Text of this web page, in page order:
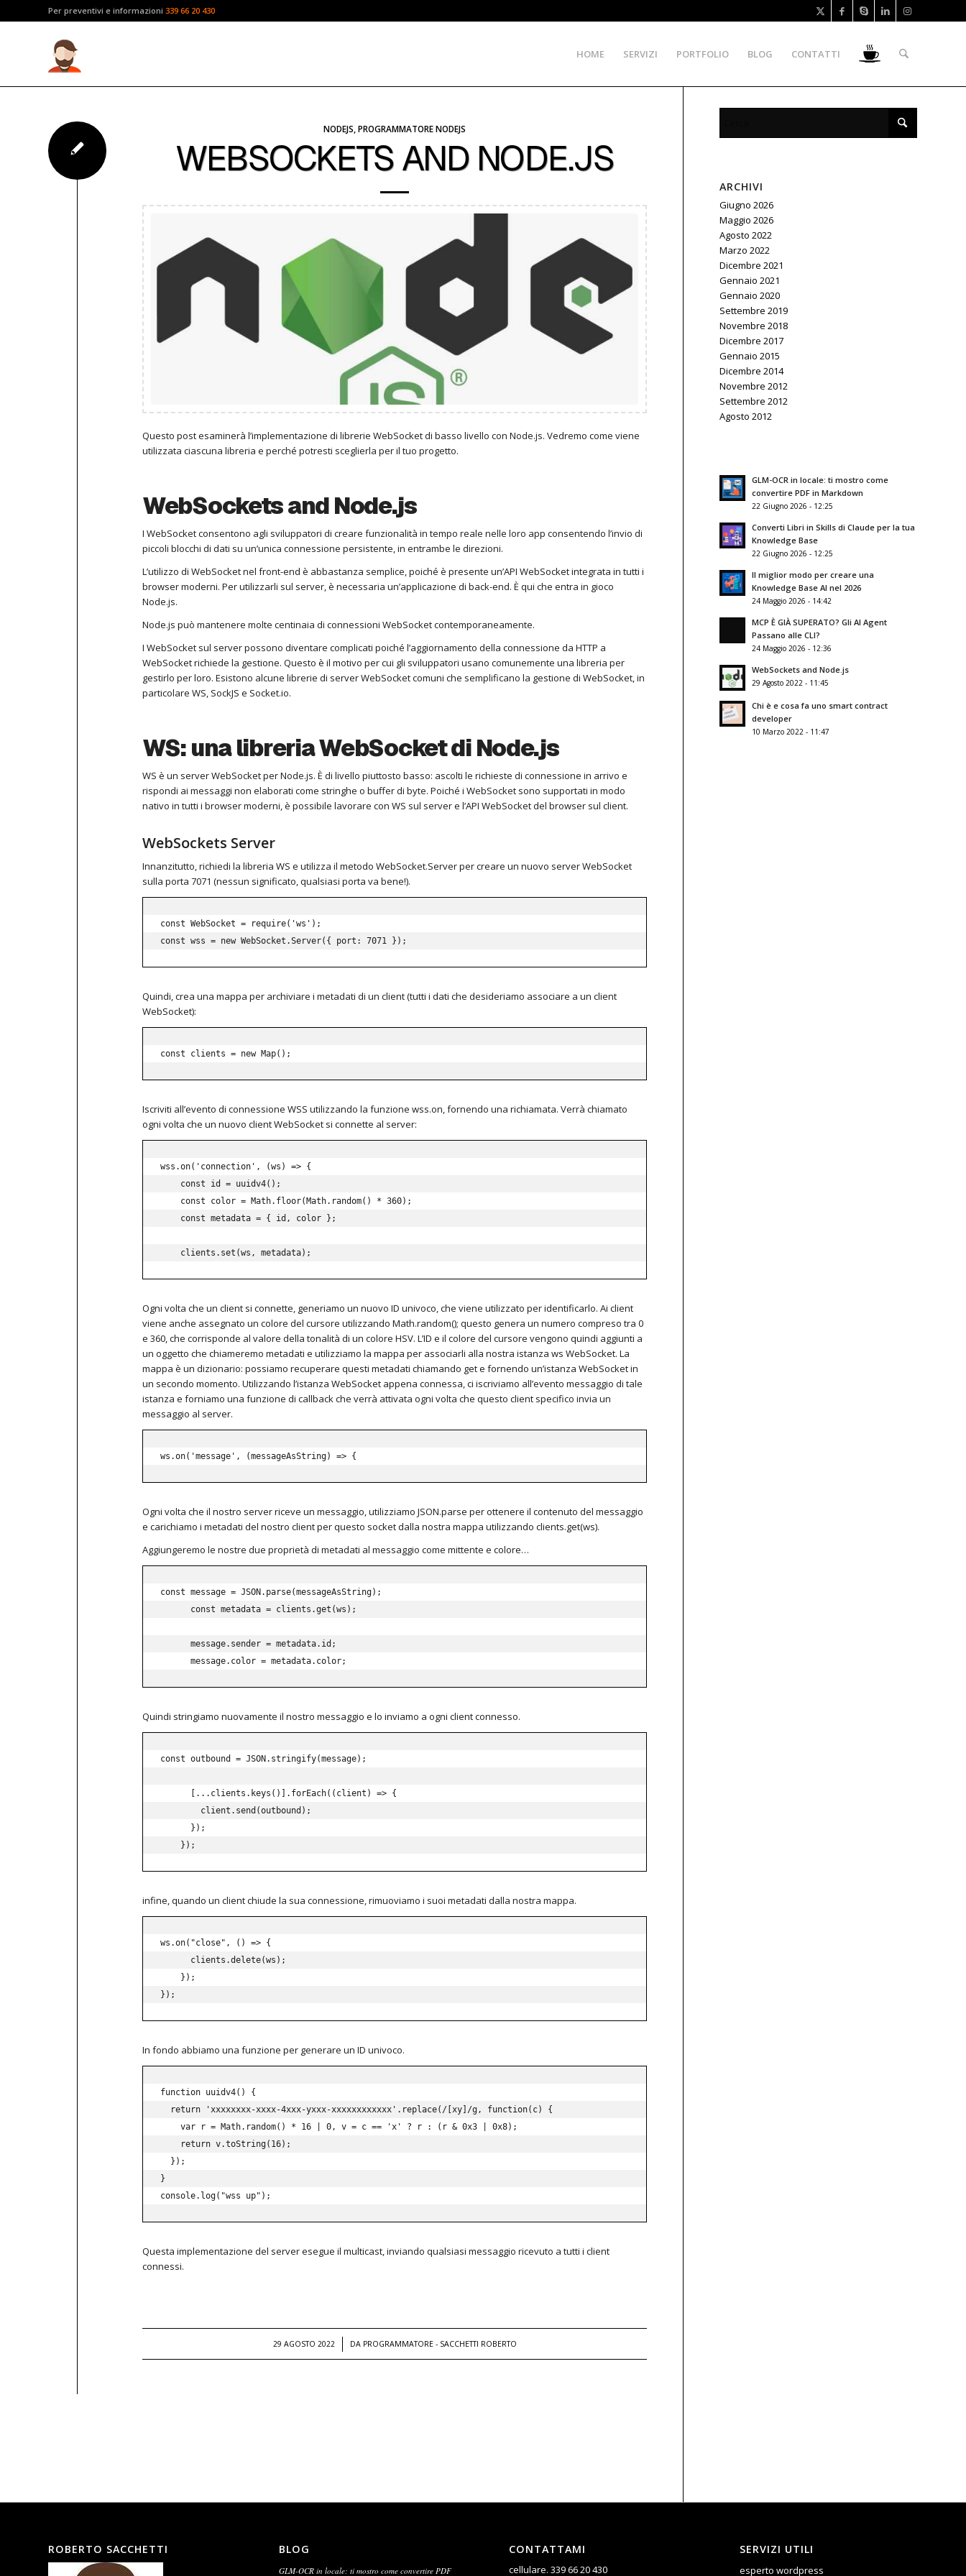
Per preventivi e informazioni 339 66 20 430
HOME SERVIZI PORTFOLIO BLOG CONTATTI
NODEJS ,PROGRAMMATORE NODEJS
WEBSOCKETS AND NODE.JS
Questo post esaminerà l’implementazione di librerie WebSocket di basso livello con Node.js. Vedremo come viene
utilizzata ciascuna libreria e perché potresti sceglierla per il tuo progetto.
WebSockets and Node.js
I WebSocket consentono agli sviluppatori di creare funzionalità in tempo reale nelle loro app consentendo l’invio di
piccoli blocchi di dati su un’unica connessione persistente, in entrambe le direzioni.
L’utilizzo di WebSocket nel front-end è abbastanza semplice, poiché è presente un’API WebSocket integrata in tutti i
browser moderni. Per utilizzarli sul server, è necessaria un’applicazione di back-end. È qui che entra in gioco
Node.js.
Node.js può mantenere molte centinaia di connessioni WebSocket contemporaneamente.
I WebSocket sul server possono diventare complicati poiché l’aggiornamento della connessione da HTTP a
WebSocket richiede la gestione. Questo è il motivo per cui gli sviluppatori usano comunemente una libreria per
gestirlo per loro. Esistono alcune librerie di server WebSocket comuni che semplificano la gestione di WebSocket, in
particolare WS, SockJS e Socket.io.
WS: una libreria WebSocket di Node.js
WS è un server WebSocket per Node.js. È di livello piuttosto basso: ascolti le richieste di connessione in arrivo e
rispondi ai messaggi non elaborati come stringhe o buffer di byte. Poiché i WebSocket sono supportati in modo
nativo in tutti i browser moderni, è possibile lavorare con WS sul server e l’API WebSocket del browser sul client.
WebSockets Server
Innanzitutto, richiedi la libreria WS e utilizza il metodo WebSocket.Server per creare un nuovo server WebSocket
sulla porta 7071 (nessun significato, qualsiasi porta va bene!).
const WebSocket = require('ws');
const wss = new WebSocket.Server({ port: 7071 });
Quindi, crea una mappa per archiviare i metadati di un client (tutti i dati che desideriamo associare a un client
WebSocket):
const clients = new Map();
Iscriviti all’evento di connessione WSS utilizzando la funzione wss.on, fornendo una richiamata. Verrà chiamato
ogni volta che un nuovo client WebSocket si connette al server:
wss .on( 'connection' , (ws ) => {
const id = uuidv4( ) ;
const color = Math. floor( Math. random( ) * 360) ;
const metadata = { id , color } ;
    clients
. set (ws , metadata) ;
Ogni volta che un client si connette, generiamo un nuovo ID univoco, che viene utilizzato per identificarlo. Ai client
viene anche assegnato un colore del cursore utilizzando Math.random(); questo genera un numero compreso tra 0
e 360, che corrisponde al valore della tonalità di un colore HSV. L’ID e il colore del cursore vengono quindi aggiunti a
un oggetto che chiameremo metadati e utilizziamo la mappa per associarli alla nostra istanza ws WebSocket. La
mappa è un dizionario: possiamo recuperare questi metadati chiamando get e fornendo un’istanza WebSocket in
un secondo momento. Utilizzando l’istanza WebSocket appena connessa, ci iscriviamo all’evento messaggio di tale
istanza e forniamo una funzione di callback che verrà attivata ogni volta che questo client specifico invia un
messaggio al server.
ws .on( 'message' , (messageAsString) => {
Ogni volta che il nostro server riceve un messaggio, utilizziamo JSON.parse per ottenere il contenuto del messaggio
e carichiamo i metadati del nostro client per questo socket dalla nostra mappa utilizzando clients.get(ws).
Aggiungeremo le nostre due proprietà di metadati al messaggio come mittente e colore…
const message = JSON . parse(messageAsString) ;
const metadata = clients .get (ws ) ;
      message
. sender = metadata. id ;
      message
. color = metadata. color;
Quindi stringiamo nuovamente il nostro messaggio e lo inviamo a ogni client connesso.
const outbound = JSON . stringify(message) ;
... clients . keys ( ) . forEach( ( client ) => {
        client
. send (outbound ) ;
} ) ;
} ) ;
infine, quando un client chiude la sua connessione, rimuoviamo i suoi metadati dalla nostra mappa.
ws .on( "close" , ( ) => {
      clients
.delete(ws ) ;
} ) ;
} ) ;
In fondo abbiamo una funzione per generare un ID univoco.
function uuidv4( )
{
return
'xxxxxxxx-xxxx-4xxx-yxxx-xxxxxxxxxxxx' . replace( / [xy] /g, function( c)
{
var r = Math. random( ) * 16 0, v = c == 'x' ? r : ( r & 0x3 0x8) ;
return v.toString( 16) ;
} ) ;
}
console. log( "wss up" ) ;
Questa implementazione del server esegue il multicast, inviando qualsiasi messaggio ricevuto a tutti i client
connessi.
29 AGOSTO 2022
/ DA PROGRAMMATORE - SACCHETTI ROBERTO
ARCHIVI
Giugno 2026
Maggio 2026
Agosto 2022
Marzo 2022
Dicembre 2021
Gennaio 2021
Gennaio 2020
Settembre 2019
Novembre 2018
Dicembre 2017
Gennaio 2015
Dicembre 2014
Novembre 2012
Settembre 2012
Agosto 2012
GLM-OCR in locale: ti mostro come
convertire PDF in Markdown
22 Giugno 2026 - 12:25
Converti Libri in Skills di Claude per la tua
Knowledge Base
22 Giugno 2026 - 12:25
Il miglior modo per creare una
Knowledge Base AI nel 2026
24 Maggio 2026 - 14:42
MCP È GIÀ SUPERATO? Gli AI Agent
Passano alle CLI?
24 Maggio 2026 - 12:36
WebSockets and Node.js
29 Agosto 2022 - 11:45
Chi è e cosa fa uno smart contract
developer
10 Marzo 2022 - 11:47
ROBERTO SACCHETTI BLOG
GLM-OCR in locale: ti mostro come convertire PDF
CONTATTAMI
cellulare.339 66 20 430
SERVIZI UTILI
esperto wordpress